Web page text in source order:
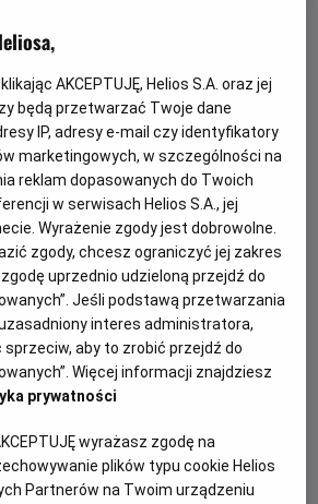
Wśród wielu niesamowitych filmów, na
znajduje się najnowsza produkcja
studia Marvel.
Mój pies Barry
„Mój pies Barry” to inspirowana
prawdziwą historią opowieść o
niezwykłej przyjaźni chłopca i psa
ratownika.
Camino dla opornych
AKCEPTUJĘ, Helios S.A. oraz jej
będą przetwarzać Twoje dane
IP, adresy e-mail czy identyfikatory
marketingowych, w szczególności na
reklam dopasowanych do Twoich
w serwisach Helios S.A., jej
Wyrażenie zgody jest dobrowolne.
zgody, chcesz ograniczyć jej zakres
uprzednio udzieloną przejdź do
Jeśli podstawą przetwarzania
interes administratora,
aby to zrobić przejdź do
Więcej informacji znajdziesz
prywatności
wyrażasz zgodę na
plików typu cookie Helios
Partnerów na Twoim urządzeniu